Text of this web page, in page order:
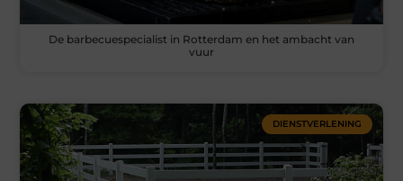
De barbecuespecialist in Rotterdam en het ambacht van
vuur
DIENSTVERLENING